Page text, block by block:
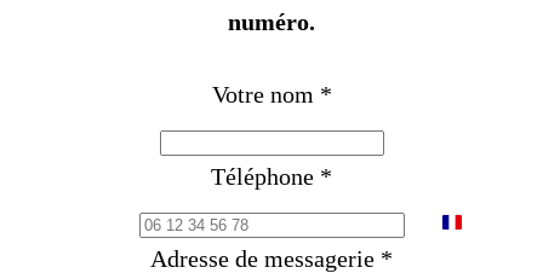
numéro.
Votre nom *
Téléphone *
F
Adresse de messagerie *